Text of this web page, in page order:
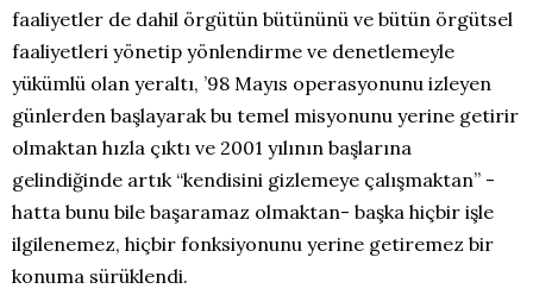
faaliyetler de dahil örgütün bütününü ve bütün örgütsel
faaliyetleri yönetip yönlendirme ve denetlemeyle
yükümlü olan yeraltı, ’98 Mayıs operasyonunu izleyen
günlerden başlayarak bu temel misyonunu yerine getirir
olmaktan hızla çıktı ve 2001 yılının başlarına
gelindiğinde artık “kendisini gizlemeye çalışmaktan” -
hatta bunu bile başaramaz olmaktan- başka hiçbir işle
ilgilenemez, hiçbir fonksiyonunu yerine getiremez bir
konuma sürüklendi.